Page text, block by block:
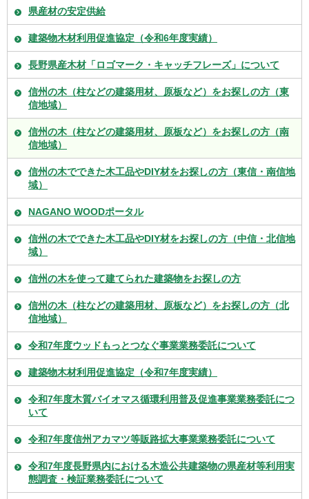
県産材の安定供給
建築物木材利用促進協定（令和6年度実績）
長野県産木材「ロゴマーク・キャッチフレーズ」について
信州の木（柱などの建築用材、原板など）をお探しの方（東
信地域）
信州の木（柱などの建築用材、原板など）をお探しの方（南
信地域）
信州の木でできた木工品やDIY材をお探しの方（東信・南信地
域）
NAGANO WOODポータル
信州の木でできた木工品やDIY材をお探しの方（中信・北信地
域）
信州の木を使って建てられた建築物をお探しの方
信州の木（柱などの建築用材、原板など）をお探しの方（北
信地域）
令和7年度ウッドもっとつなぐ事業業務委託について
建築物木材利用促進協定（令和7年度実績）
令和7年度木質バイオマス循環利用普及促進事業業務委託につ
いて
令和7年度信州アカマツ等販路拡大事業業務委託について
令和7年度長野県内における木造公共建築物の県産材等利用実
態調査・検証業務委託について